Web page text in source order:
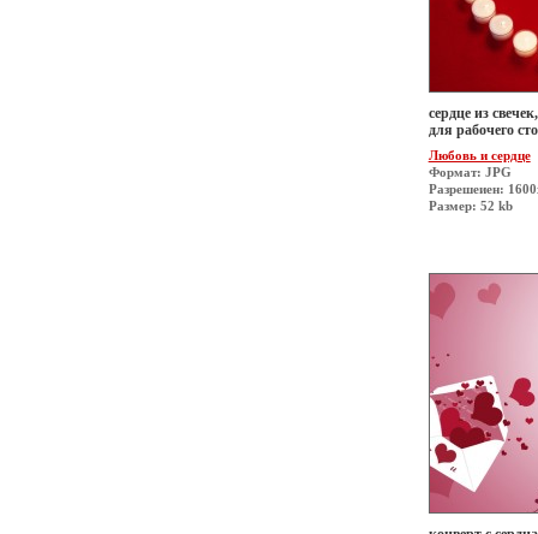
сердце из
для рабочего
Любовь и сердце
Формат: JPG
Разрешеиен:
Размер: 52 kb